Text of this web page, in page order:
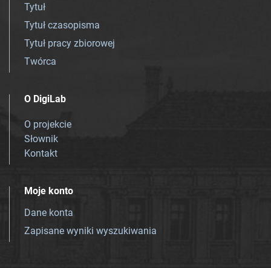
Tytuł
Tytuł czasopisma
Tytuł pracy zbiorowej
Twórca
O DigiLab
O projekcie
Słownik
Kontakt
Moje konto
Dane konta
Zapisane wyniki wyszukiwania